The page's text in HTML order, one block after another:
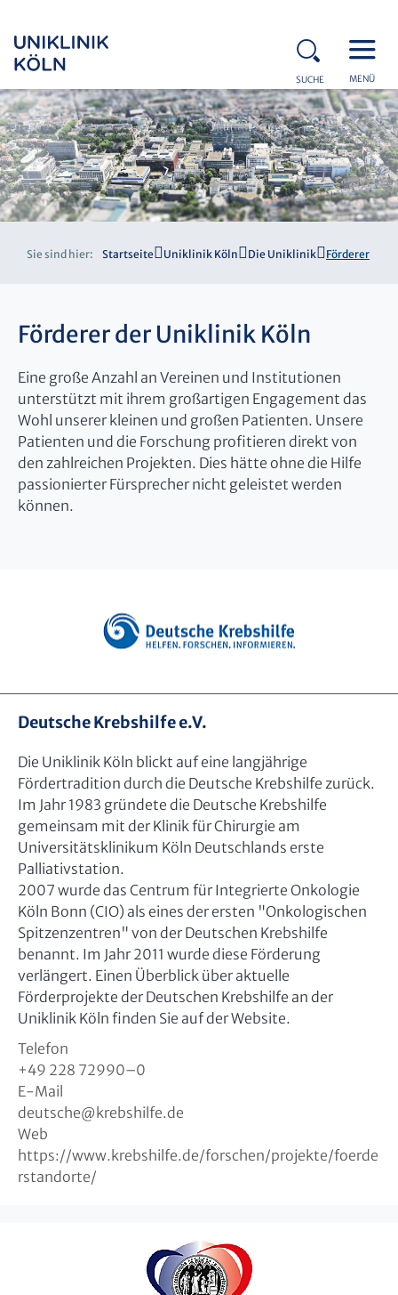
SUCHE MENÜ
Sie sind hier: Startseite Uniklinik Köln Die Uniklinik Förderer
Förderer der Uniklinik Köln
Eine große Anzahl an Vereinen und Institutionen
unterstützt mit ihrem großartigen Engagement das
Wohl unserer kleinen und großen Patienten. Unsere
Patienten und die Forschung profitieren direkt von
den zahlreichen Projekten. Dies hätte ohne die Hilfe
passionierter Fürsprecher nicht geleistet werden
können.
Deutsche Krebshilfe e.V.
Die Uniklinik Köln blickt auf eine langjährige
Fördertradition durch die Deutsche Krebshilfe zurück.
Im Jahr 1983 gründete die Deutsche Krebshilfe
gemeinsam mit der Klinik für Chirurgie am
Universitätsklinikum Köln Deutschlands erste
Palliativstation.
2007 wurde das Centrum für Integrierte Onkologie
Köln Bonn (CIO) als eines der ersten "Onkologischen
Spitzenzentren" von der Deutschen Krebshilfe
benannt. Im Jahr 2011 wurde diese Förderung
verlängert. Einen Überblick über aktuelle
Förderprojekte der Deutschen Krebshilfe an der
Uniklinik Köln finden Sie auf der Website.
Telefon
+49 228 72990–0
E-Mail
deutsche@ krebshilfe.de
Web
https://www.krebshilfe.de/forschen/projekte/foerde
rstandorte/